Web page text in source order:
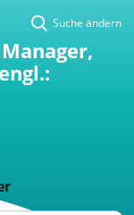
Suche ändern